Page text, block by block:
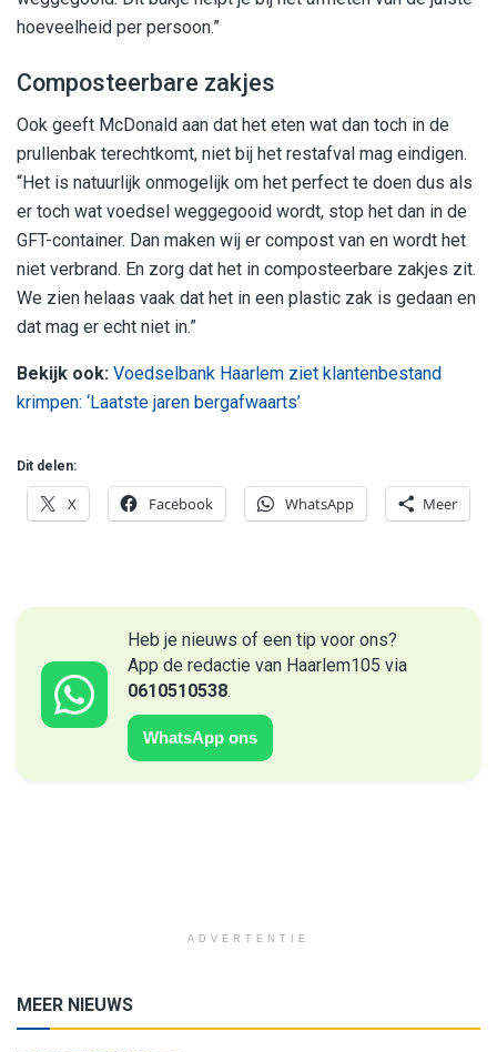
hoeveelheid per persoon.”
Composteerbare zakjes
Ook geeft McDonald aan dat het eten wat dan toch in de
prullenbak terechtkomt, niet bij het restafval mag eindigen.
“Het is natuurlijk onmogelijk om het perfect te doen dus als
er toch wat voedsel weggegooid wordt, stop het dan in de
GFT-container. Dan maken wij er compost van en wordt het
niet verbrand. En zorg dat het in composteerbare zakjes zit.
We zien helaas vaak dat het in een plastic zak is gedaan en
dat mag er echt niet in.”
Bekijk ook: Voedselbank Haarlem ziet klantenbestand
krimpen: ‘Laatste jaren bergafwaarts’
Dit delen:
X Facebook WhatsApp Meer
Heb je nieuws of een tip voor ons?
App de redactie van Haarlem105 via
0610510538.
WhatsApp ons
ADVERTENTIE
MEER NIEUWS